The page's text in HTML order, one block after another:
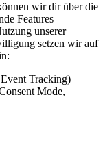
wir dir über die
Features
unserer
setzen wir auf
Tracking)
Mode,